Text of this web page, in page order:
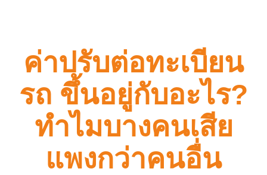
ค่าปรับต่อทะเบียน
รถ ขึ้นอยู่กับอะไร?
ทำไมบางคนเสีย
แพงกว่าคนอื่น